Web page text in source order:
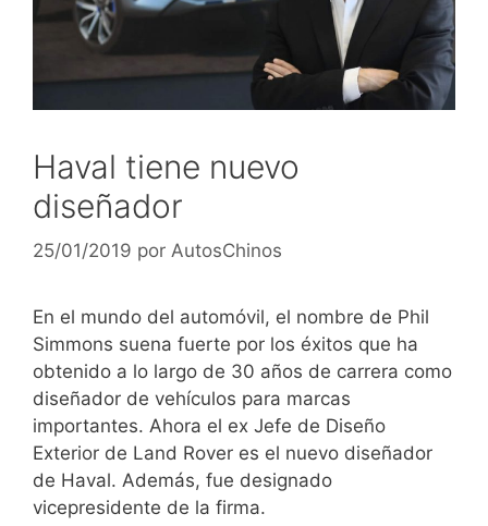
Haval tiene nuevo
diseñador
25/01/2019 por AutosChinos
En el mundo del automóvil, el nombre de Phil
Simmons suena fuerte por los éxitos que ha
obtenido a lo largo de 30 años de carrera como
diseñador de vehículos para marcas
importantes. Ahora el ex Jefe de Diseño
Exterior de Land Rover es el nuevo diseñador
de Haval. Además, fue designado
vicepresidente de la firma.